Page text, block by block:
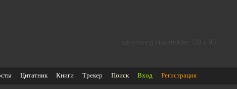
Цитатник Книги Трекер Поиск Вход Регистрация